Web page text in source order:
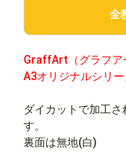
全
GraffArt（グラフア
A3オリジナルシリ
ダイカットで加工
す。
裏面は無地(白)